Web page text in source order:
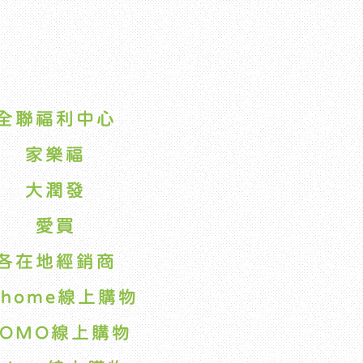
聯福利中心
家樂福
大潤發
愛買
在地經銷商
線上購物
線上購物